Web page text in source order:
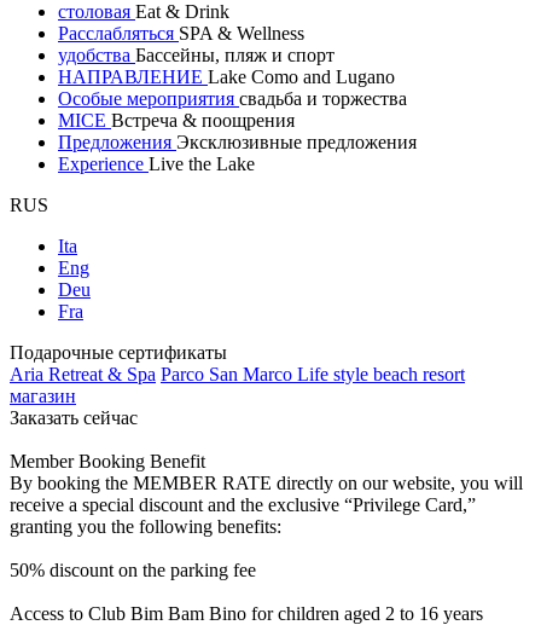
столовая Eat & Drink
Расслабляться SPA & Wellness
удобства Бассейны, пляж и спорт
НАПРАВЛЕНИЕ Lake Como and Lugano
Особые мероприятия свадьба и торжества
MICE Встреча & поощрения
Предложения Эксклюзивные предложения
Experience Live the Lake
RUS
Ita
Eng
Deu
Fra
Подарочные сертификаты
Aria Retreat & Spa Parco San Marco Life style beach resort
магазин
Заказать сейчас
Member Booking Benefit
By booking the MEMBER RATE directly on our website, you will
receive a special discount and the exclusive “Privilege Card,”
granting you the following benefits:
50% discount on the parking fee
Access to Club Bim Bam Bino for children aged 2 to 16 years